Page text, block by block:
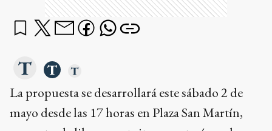
La propuesta se desarrollará este sábado 2 de
mayo desde las 17 horas en Plaza San Martín,